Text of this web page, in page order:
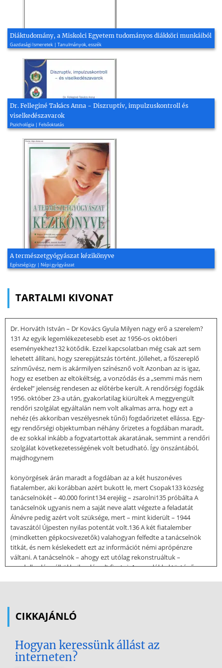
Diáktudomány, a Miskolci Egyetem tudományos diákköri munkáiból
Gazdasági Ismeretek | Tanulmányok, esszék
Dr. Felleginé Takács Anna - Diszruptív, impulzuskontroll és
viselkedészavarok
Pszichológia | Felsőoktatás
A természetgyógyászat kézikönyve
Egészségügy | Népi gyógyászat
TARTALMI KIVONAT
Dr. Horváth István – Dr Kovács Gyula Milyen nagy erő a szerelem?
131 Az egyik legemlékezetesebb eset az 1956-os októberi
eseményekhez132 kötődik. Ezzel kapcsolatban még csak azt sem
lehetett állítani, hogy szerepjátszás történt. Jóllehet, a főszereplő
színművész, nem is akármilyen színésznő volt Azonban az is igaz,
hogy ez esetben az eltökéltség, a vonzódás és a „semmi más nem
érdekel” jelenség rendesen az előtérbe került. A rendőrségi fogdák
1956. október 23-a után, gyakorlatilag kiürültek A meggyengült
rendőri szolgálat egyáltalán nem volt alkalmas arra, hogy ezt a
nehéz (és akkoriban veszélyesnek tűnő) fogdaőrizetet ellássa. Egy-
egy rendőrségi objektumban néhány őrizetes a fogdában maradt,
de ez sokkal inkább a fogvatartottak akaratának, semmint a rendőri
szolgálat következetességének volt betudható. Így önszántából,
majdhogynem
könyörgések árán maradt a fogdában az a két huszonéves
fiatalember, aki korábban azért bukott le, mert Csopak133 község
tanácselnökét – 40.000 forint134 erejéig – zsarolni135 próbálta A
tanácselnök ugyanis nem a saját neve alatt végezte a feladatát
Álnévre pedig azért volt szüksége, mert – mint kiderült – 1944
tavaszától Újpesten nyilas potentát volt.136 A két fiatalember
(mindketten gépkocsivezetők) valahogyan felfedte a tanácselnök
titkát, és nem késlekedett ezt az információt némi aprópénzre
váltani. A tanácselnök – ahogy ezt utólag rekonstruáltuk –
gondolkodás nélkül hajlandó volt fizetni. A zsarolókkal történő
hasábjain a szerkesztett, szöveg
bibliográfiával kiegészített változat olvasható 132 Az 1956-os
októberi-novemberi eseményeket 1956 decemberétől a hatalom
CIKKAJÁNLÓ
Hogyan keressünk állást az
interneten?